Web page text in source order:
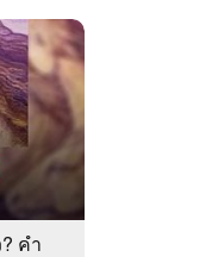
คำ